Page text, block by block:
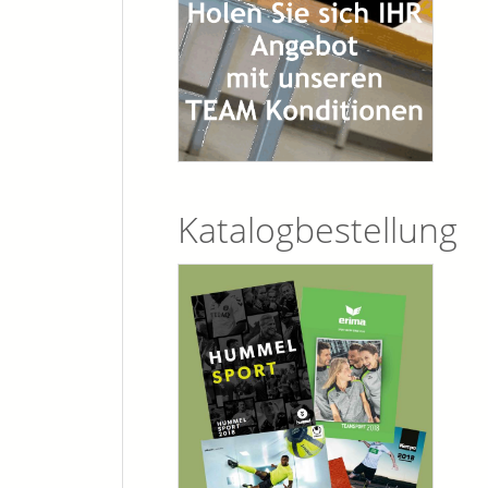
Katalogbestellung